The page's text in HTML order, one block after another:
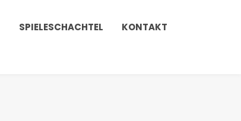
SPIELESCHACHTEL KONTAKT